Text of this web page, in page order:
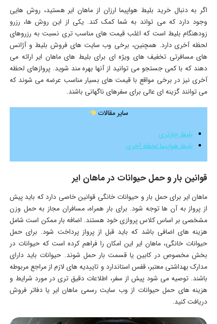
اگر به دنبال خرید بلیط هواپیما ارزان از ماهان ایر هستید، روش هایی
وجود دارد که می تواند به شما کمک کند. یکی از این روش ها، رزرو
زودهنگام بلیط است که اغلب قیمت های مناسب تری نسبت به رزروهای
لحظه آخری دارد. همچنین، برخی وب سایت های فروش بلیط و آژانس
های مسافرتی تخفیف های ویژه ای برای بلیط های ماهان ایر ارائه می
دهند که با کمی جستجو می توانید از آنها بهره مند شوید. پروازهای لحظه
آخری نیز در برخی مواقع با قیمت های بسیار مناسب عرضه می شوند که
می توانند گزینه ای عالی برای سفرهای ناگهانی باشند.
سایر مقالات
بلیط چارتری
بلیط هواپیما لحظه آخری
قوانین بار و حمل حیوانات در ماهان ایر
ماهان ایر برای حمل بار و حیوانات خانگی قوانین خاصی دارد که باید پیش
از پرواز به آن ها توجه شود. برای بار همراه، مسافران مجاز به حمل وزن
مشخصی بر اساس کلاس پروازی خود هستند. اضافه بار ممکن است شامل
هزینه های اضافی باشد که باید قبل از پرواز پرداخت شود. برای حمل
حیوانات خانگی، ماهان ایر این امکان را فراهم کرده است که حیوانات در
بخش مخصوص در کابین یا قسمت بار حمل شوند. حیوانات باید دارای
مدارک بهداشتی معتبر، قفس استاندارد و تاییدیه های لازم از مراجع مربوطه
باشند. توصیه می شود پیش از سفر، اطلاعات دقیق تری در مورد شرایط و
هزینه های حمل حیوانات از وب سایت رسمی ماهان ایر یا دفاتر فروش
دریافت کنید.